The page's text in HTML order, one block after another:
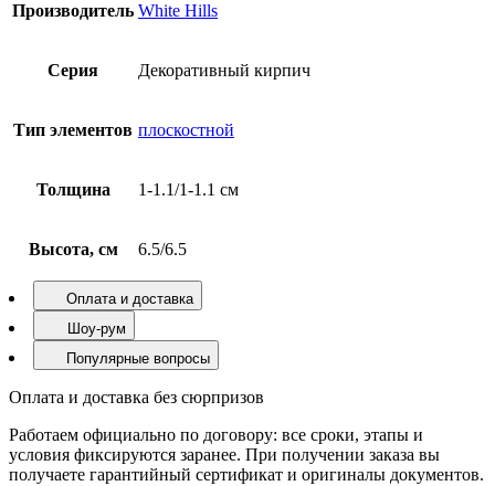
Производитель White Hills
Серия Декоративный кирпич
Тип элементов плоскостной
Толщина 1-1.1/1-1.1 см
Высота, см 6.5/6.5
Оплата и доставка
Шоу-рум
Популярные вопросы
Оплата и доставка без сюрпризов
Работаем официально по договору: все сроки, этапы и
условия фиксируются заранее. При получении заказа вы
получаете гарантийный сертификат и оригиналы документов.